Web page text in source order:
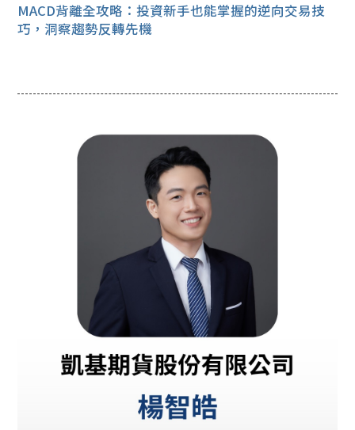
MACD背離全攻略：投資新手也能掌握的逆向交易技
巧，洞察趨勢反轉先機